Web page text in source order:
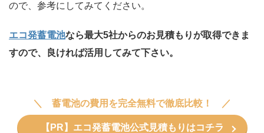
ので、参考にしてみてください。
エコ発蓄電池なら最大5社からのお見積もりが取得できま
すので、良ければ活用してみて下さい。
蓄電池の費用を完全無料で徹底比較！
【PR】エコ発蓄電池公式見積もりはコチラ